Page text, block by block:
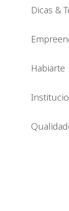
Dicas &
Habiarte